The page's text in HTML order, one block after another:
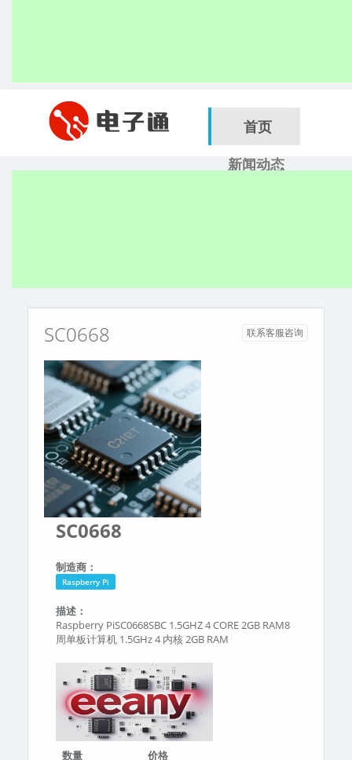
首页
新闻动态
服务商
联系客服咨询
SC0668
SC0668
制造商：
Raspberry Pi
描述：
Raspberry PiSC0668SBC 1.5GHZ 4 CORE 2GB RAM8
周单板计算机 1.5GHz 4 内核 2GB RAM
数量
价格